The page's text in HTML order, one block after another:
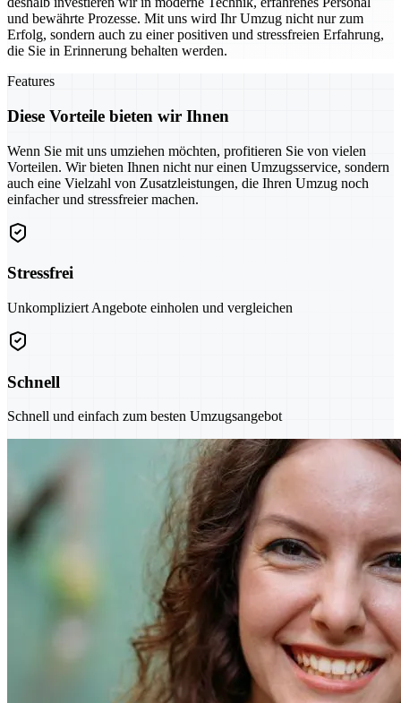
und bewährte Prozesse. Mit uns wird Ihr Umzug nicht nur zum
Erfolg, sondern auch zu einer positiven und stressfreien Erfahrung,
die Sie in Erinnerung behalten werden.
Features
Diese Vorteile bieten wir Ihnen
Wenn Sie mit uns umziehen möchten, profitieren Sie von vielen
Vorteilen. Wir bieten Ihnen nicht nur einen Umzugsservice, sondern
auch eine Vielzahl von Zusatzleistungen, die Ihren Umzug noch
einfacher und stressfreier machen.
Stressfrei
Unkompliziert Angebote einholen und vergleichen
Schnell
Schnell und einfach zum besten Umzugsangebot